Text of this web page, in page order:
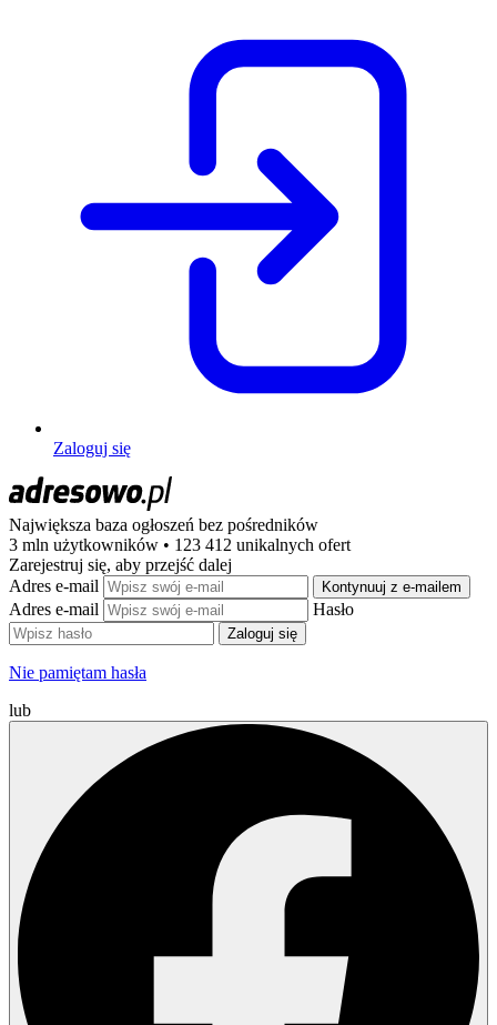
Zaloguj się
Największa baza ogłoszeń bez pośredników
3 mln użytkowników • 123 412 unikalnych ofert
Zarejestruj się, aby przejść dalej
Adres e-mail
Kontynuuj z e-mailem
Adres e-mail Hasło
Zaloguj się
Nie pamiętam hasła
lub